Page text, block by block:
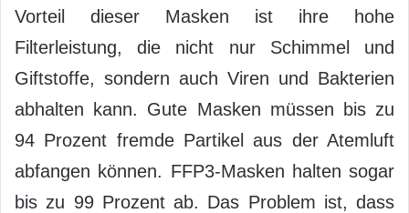
Vorteil dieser Masken ist ihre hohe
Filterleistung, die nicht nur Schimmel und
Giftstoffe, sondern auch Viren und Bakterien
abhalten kann. Gute Masken müssen bis zu
94 Prozent fremde Partikel aus der Atemluft
abfangen können. FFP3-Masken halten sogar
bis zu 99 Prozent ab. Das Problem ist, dass